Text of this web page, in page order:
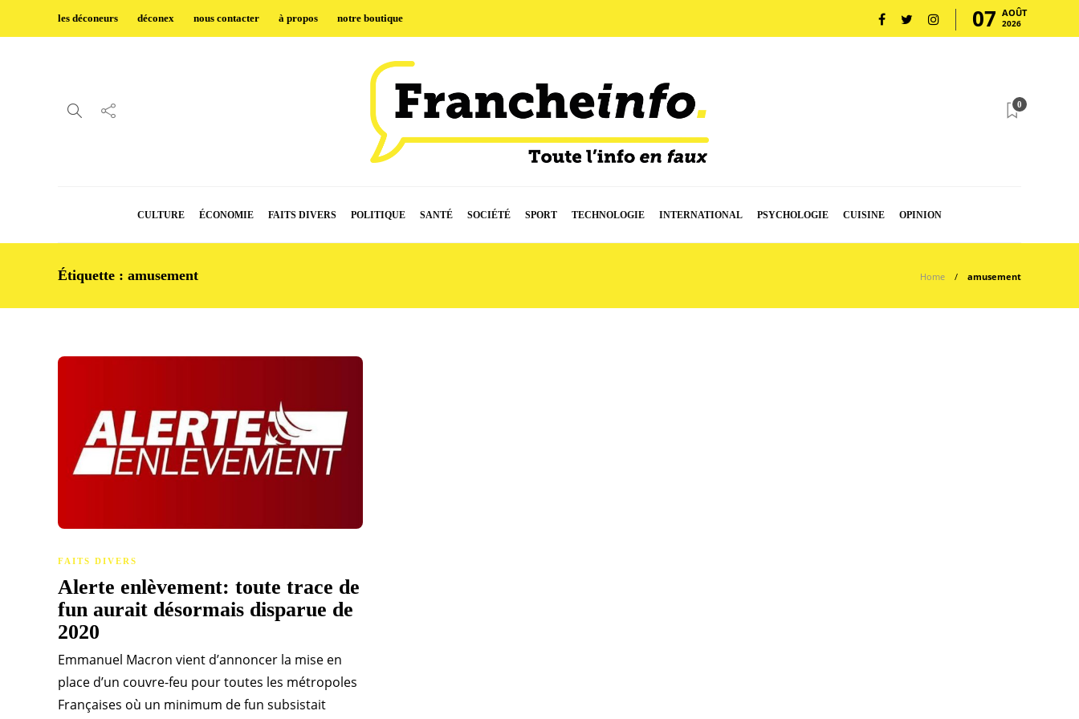
les déconeurs déconex nous contacter à propos notre boutique 07 AOÛT
2026
0
CULTURE ÉCONOMIE FAITS DIVERS POLITIQUE SANTÉ SOCIÉTÉ SPORT TECHNOLOGIE INTERNATIONAL PSYCHOLOGIE CUISINE OPINION
Étiquette : amusement Home amusement
FAITS DIVERS
Alerte enlèvement: toute trace de
fun aurait désormais disparue de
2020
Emmanuel Macron vient d’annoncer la mise en
place d’un couvre-feu pour toutes les métropoles
Françaises où un minimum de fun subsistait